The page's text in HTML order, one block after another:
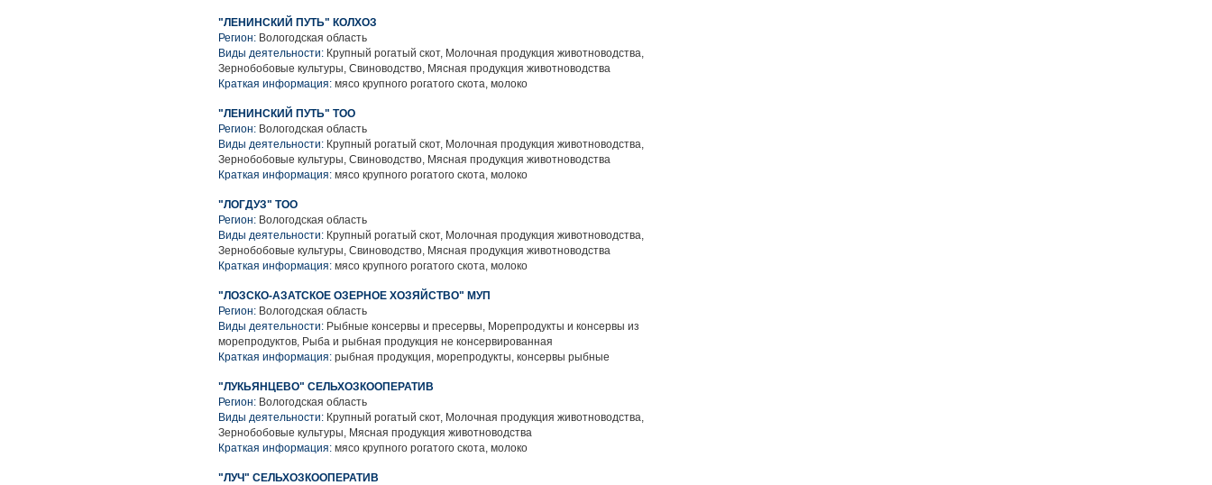
"ЛЕНИНСКИЙ ПУТЬ" КОЛХОЗ
Регион: Вологодская область
Виды деятельности: Крупный рогатый скот, Молочная продукция животноводства,
Зернобобовые культуры, Свиноводство, Мясная продукция животноводства
Краткая информация: мясо крупного рогатого скота, молоко
"ЛЕНИНСКИЙ ПУТЬ" ТОО
Регион: Вологодская область
Виды деятельности: Крупный рогатый скот, Молочная продукция животноводства,
Зернобобовые культуры, Свиноводство, Мясная продукция животноводства
Краткая информация: мясо крупного рогатого скота, молоко
"ЛОГДУЗ" ТОО
Регион: Вологодская область
Виды деятельности: Крупный рогатый скот, Молочная продукция животноводства,
Зернобобовые культуры, Свиноводство, Мясная продукция животноводства
Краткая информация: мясо крупного рогатого скота, молоко
"ЛОЗСКО-АЗАТСКОЕ ОЗЕРНОЕ ХОЗЯЙСТВО" МУП
Регион: Вологодская область
Виды деятельности: Рыбные консервы и пресервы, Морепродукты и консервы из
морепродуктов, Рыба и рыбная продукция не консервированная
Краткая информация: рыбная продукция, морепродукты, консервы рыбные
"ЛУКЬЯНЦЕВО" СЕЛЬХОЗКООПЕРАТИВ
Регион: Вологодская область
Виды деятельности: Крупный рогатый скот, Молочная продукция животноводства,
Зернобобовые культуры, Мясная продукция животноводства
Краткая информация: мясо крупного рогатого скота, молоко
"ЛУЧ" СЕЛЬХОЗКООПЕРАТИВ